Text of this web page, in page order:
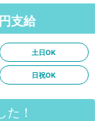
円支給
土日OK
日祝OK
た！